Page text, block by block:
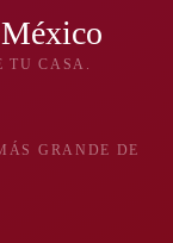
TU CASA.
GRANDE DE